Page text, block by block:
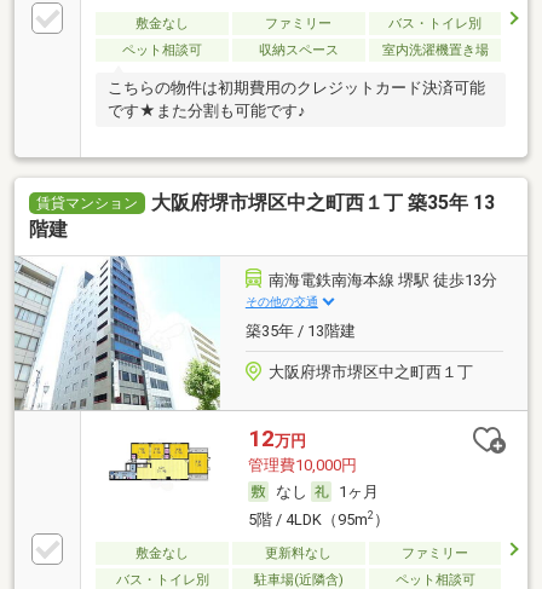
敷金なし ファミリー
バス・トイレ別
ペット相談可
収納スペース 室内洗濯機置き場
こちらの物件は初期費用のクレジットカード決済可能
です★また分割も可能です♪
賃貸マンション
大阪府堺市堺区中之町西１丁 築35年 13
階建
南海電鉄南海本線 堺駅 徒歩13分
その他の交通
築35年 / 13階建
大阪府堺市堺区中之町西１丁
12万円
管理費10,000円
なし
1ヶ月
5階 / 4LDK（95m2）
敷金なし 更新料なし
ファミリー
バス・トイレ別
駐車場(近隣含) ペット相談可